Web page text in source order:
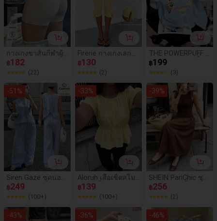
กางเกงขาสั้นกีฬาผู้ห
ญิง EDGEYOG สำหรั
บฤดูร้อนและฤดูใบไ
ม้ร่วง เซ็กซี่ ลำลอง เ
อวสูง สีพื้น สำหรับโย
คะ พิลาทิส ยิม ฟิตเน
ส ชายหาด วิ่ง และก
ลับไปโรงเรียน
฿182
(22)
Firerie กางเกงเลกกิ้ง
ผู้หญิงเอวสูงสีเหลือง
อ่อนเรียบหรูสำหรับฤ
ดูใบไม้ผลิ/ฤดูร้อนแล
ะทุกฤดูกาล กางเกงเ
ลกกิ้งรัดรูปเอวถักรัด
เอว กางเกงเลกกิ้งเอ
วสูงสีเหลืองห่านแฟชั่
นอเนกประสงค์ กางเ
กงเลกกิ้งรัดรูปชายแ
ยกตกแต่งโบว์
฿130
(2)
THE POWERPUFF G
IRLS X SHEIN เสื้อยื
ดลายการ์ตูนลายทาง
ลำลองฤดูร้อนสำหรั
บผู้หญิง
฿199
(3)
-51 %
Siren Gaze ชุดนอน
ลายทางสำหรับผู้หญิ
ง, เสื้อสายเดี่ยวชายร
ะบายและกางเกงขา
ยาวทรงหลวม, ชุดนอ
นลำลอง 2 ชิ้น, ชุดน
฿249
(100+)
-33%
Aloruh เสื้อเชิ้ตสโม
คแขนสั้นลายทางสำ
หรับผู้หญิง, ชุดลำลอ
งสำหรับใส่ทำงาน
฿139
(100+)
-39%
SHEIN PariChic ชุดเ
ดรสผู้หญิงสีน้ำตาลแ
บบสายเดี่ยว ทรงเข้า
รูป เน้นรูปร่าง สไตล์
ใหม่
฿256
(2)
-43% -36% -46%